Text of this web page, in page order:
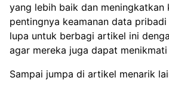
yang lebih baik dan meningkatkan
pentingnya keamanan data
lupa untuk berbagi artikel ini
agar mereka juga dapat
Sampai jumpa di artikel menarik